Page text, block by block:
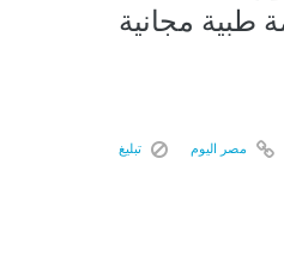
مصر اليوم تبليغ